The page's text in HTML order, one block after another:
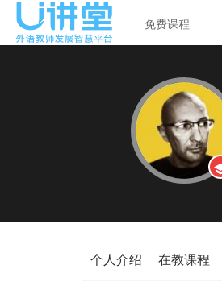
免费课程
个人介绍 在教课程